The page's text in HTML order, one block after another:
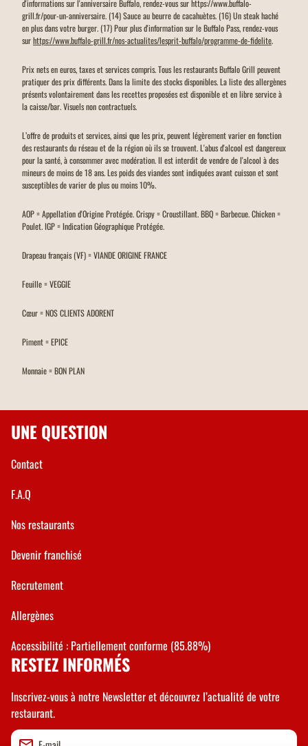
d'informations sur l'anniversaire Buffalo, rendez-vous sur https://www.buffalo-
grill.fr/pour-un-anniversaire. (14) Sauce au beurre de cacahuètes. (16) Un steak haché
en plus dans votre burger. (17) Pour plus d'information sur le Buffalo Pass, rendez-vous
surhttps://www.buffalo-grill.fr/nos-actualites/lesprit-buffalo/programme-de-fidelite.
Prix nets en euros, taxes et services compris. Tous les restaurants Buffalo Grill peuvent
pratiquer des prix différents. Dans la limite des stocks disponibles. La liste des allergènes
présents volontairement dans les recettes proposées est disponible et en libre service à
la caisse/bar. Visuels non contractuels.
L’offre de produits et services, ainsi que les prix, peuvent légèrement varier en fonction
des restaurants du réseau et de la région où ils se trouvent. L'abus d'alcool est dangereux
pour la santé, à consommer avec modération. Il est interdit de vendre de l'alcool à des
mineurs de moins de 18 ans. Les poids des viandes sont indiquées avant cuisson et sont
susceptibles de varier de plus ou moins 10%.
AOP = Appellation d'Origine Protégée. Crispy = Croustillant. BBQ = Barbecue. Chicken =
Poulet. IGP = Indication Géographique Protégée.
Drapeau français (VF) = VIANDE ORIGINE FRANCE
Feuille = VEGGIE
Cœur = NOS CLIENTS ADORENT
Piment = EPICE
Monnaie = BON PLAN
UNE QUESTION
Contact
F.A.Q
Nos restaurants
Devenir franchisé
Recrutement
Allergènes
Accessibilité : Partiellement conforme (85.88%)
RESTEZ INFORMÉS
Inscrivez-vous à notre Newsletter et découvrez l’actualité de votre
restaurant.